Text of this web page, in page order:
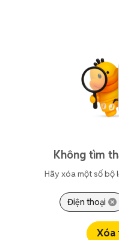
Không tìm
Hãy xóa một số bộ
Điện thoại
Xóa